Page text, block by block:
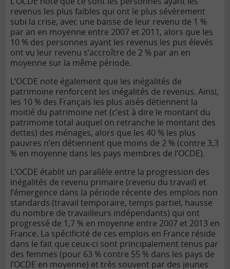
revenus les plus faibles qui ont le plus sévèrement
subi la crise, avec une baisse de leur revenu de 1 %
par an en moyenne entre 2007 et 2011, alors que les
10 % des personnes ayant les revenus les pus élevés
ont vu leur revenu s’accroître de 2 % par an en
moyenne sur la même période.
L’OCDE note également que les inégalités de
patrimoine renforcent les inégalités de revenus. Ainsi,
les 10 % des Français les plus aisés détiennent la
moitié du patrimoine net (c’est à dire le montant du
patrimoine total auquel on retranche le montant des
dettes) des ménages, alors que les 40 % les plus
pauvres n’en détiennent que moins de 2 % (contre 3,3
% en moyenne dans les pays membres de l’OCDE).
L’OCDE établit un parallèle entre la progression des
inégalités de revenu primaire (revenu du travail) et
l’émergence dans la période récente des emplois non
standards (travail temporaire, temps partiel, hausse
du nombre de travailleurs indépendants) qui ont
progressé de 1,7 % en moyenne entre 2007 et 2013 en
France. La spécificité de ces emplois en France réside
dans le fait que ceux-ci sont principalement tenus par
des femmes (pour 63 % contre 55 % dans les pays de
l’OCDE en moyenne) et très souvent par des jeunes